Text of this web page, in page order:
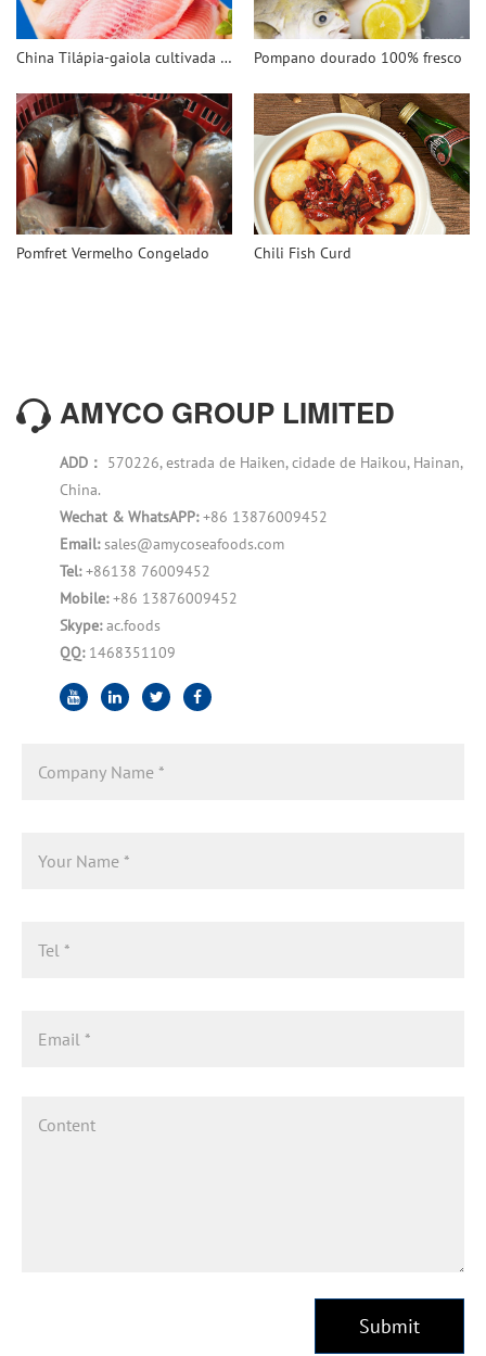
China Tilápia-gaiola cultivada 100% segura e saudável Pompano dourado 100% fresco
Pomfret Vermelho Congelado Chili Fish Curd
AMYCO GROUP LIMITED
ADD： 570226, estrada de Haiken, cidade de Haikou, Hainan,
China.
Wechat & WhatsAPP:+86 13876009452
Email:sales@amycoseafoods.com
Tel:+86138 76009452
Mobile:+86 13876009452
Skype:ac.foods
QQ: 1468351109
Submit